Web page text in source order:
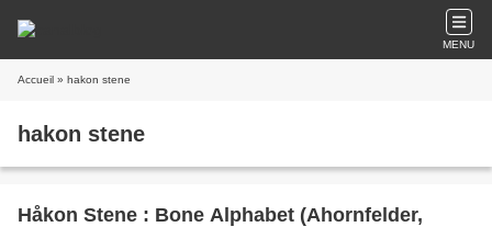
MENU
Accueil » hakon stene
hakon stene
Håkon Stene : Bone Alphabet (Ahornfelder,